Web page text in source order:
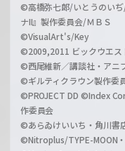
©高橋弥七郎/いとうのい
ナII』製作委員会/ＭＢＳ
©VisualArt's/Key
©2009,2011 ビックウエス
©西尾維新／講談社・アニ
©ギルティクラウン製作委
©PROJECT DD ©Index
作委員会
©あらゐけいいち・角川書
©Nitroplus/TYPE-MOON